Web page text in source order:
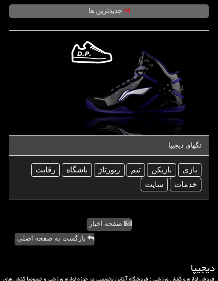
جدیدترین ها
تگهای دیجیپا
بازی بازیكن تیم رپورتاژ باشگاه
رقابت
خدمات
سایت
صفحه اخبار
بازگشت به صفحه اصلی
دیجیپا